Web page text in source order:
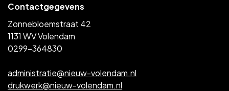
Contactgegevens
Zonnebloemstraat 42
1131 WV Volendam
0299-364830
administratie@nieuw-volendam.nl
drukwerk@nieuw-volendam.nl